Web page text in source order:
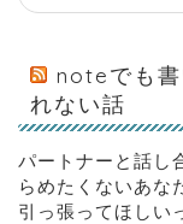
noteでも書
れない話
パートナーと話し
らめたくないあな
引っ張ってほしい